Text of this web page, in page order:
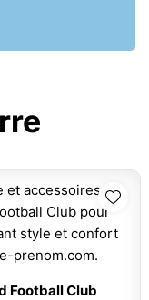
Football Club